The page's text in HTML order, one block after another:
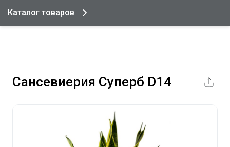
Каталог товаров
Сансевиерия Суперб D14